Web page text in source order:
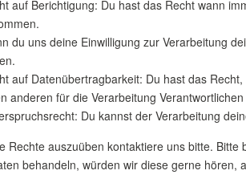
auf Berichtigung: Du hast das Recht wann
du uns deine Einwilligung zur Verarbeitung
auf Datenübertragbarkeit: Du hast das
anderen für die Verarbeitung
Du kannst der Verarbeitung
Rechte auszuüben kontaktiere uns bitte.
behandeln, würden wir diese gerne hören,